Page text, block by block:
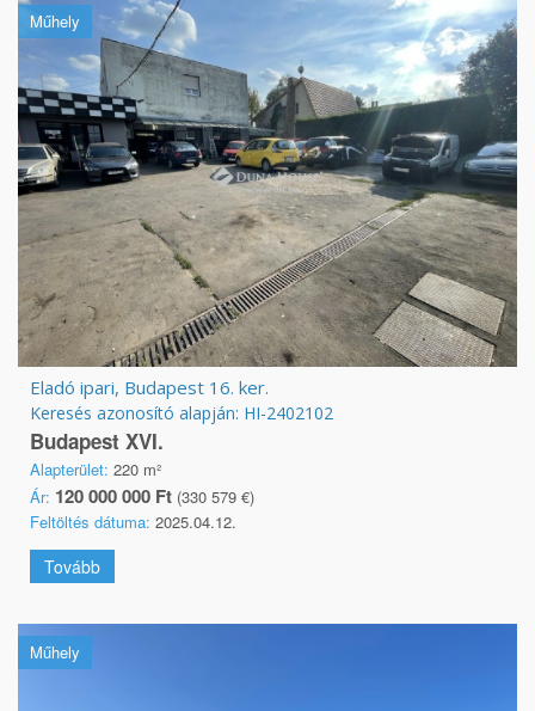
Műhely
Eladó ipari, Budapest 16. ker.
Keresés azonosító alapján: HI-2402102
Budapest XVI.
Alapterület: 220 m²
Ár: 120 000 000 Ft (330 579 €)
Feltöltés dátuma: 2025.04.12.
Tovább
Műhely